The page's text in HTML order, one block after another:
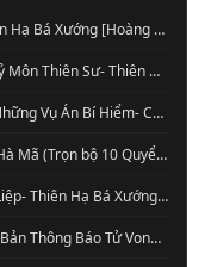
[Free] Truyện audio: Ma Thổi Đèn- Thiên Hạ Bá Xướng [Hoàng Vinh đọc] (Trọn bộ)
[Free] Truyện audio: Mô Kim Quyết- Quỷ Môn Thiên Sư- Thiên Hạ Bá Xướng (Full)
[Free] Truyện audio: Tổ Chuyên Án Và Những Vụ Án Bí Hiểm- Cầu Vô Dục (Trọn bộ)
[Free]Truyện audio: Mật mã Tây Tạng- Hà Mã (Trọn bộ 10 Quyển)
[Free] Truyện audio: Thiên Khanh Ưng Liệp- Thiên Hạ Bá Xướng (Trọn bộ)
[Free] Truyện audio trinh thám, kinh dị: Bản Thông Báo Tử Vong- Chu Hạo Huy (Full)